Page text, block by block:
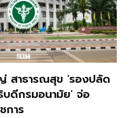
สาธารณสุข 'รองปลัด
บดีกรมอนามัย' จ่อ
การ